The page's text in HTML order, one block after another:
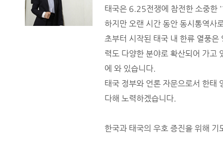
태국은 6.25전쟁에 참전한 소중한
하지만 오랜 시간 동안 동시통역사
초부터 시작된 태국 내 한류 열풍
력도 다양한 분야로 확산되어 가고
에 와 있습니다.
태국 정부와 언론 자문으로서 한태
다해 노력하겠습니다.
한국과 태국의 우호 증진을 위해 기